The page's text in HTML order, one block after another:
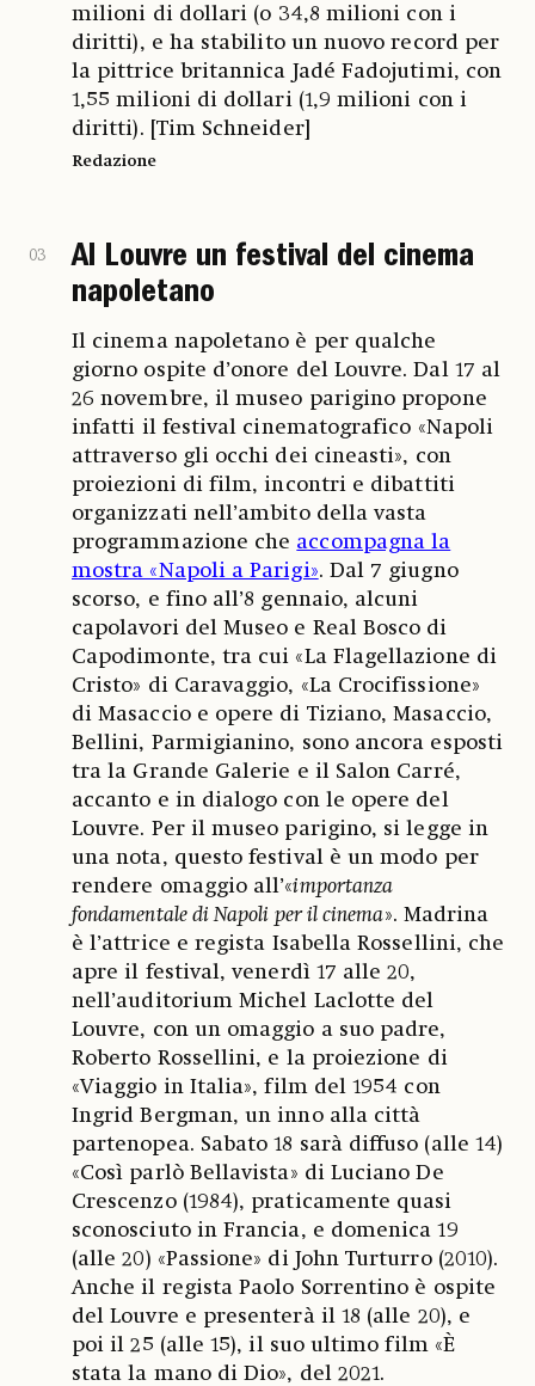
milioni di dollari (o 34,8 milioni con i
diritti), e ha stabilito un nuovo record per
la pittrice britannica Jadé Fadojutimi, con
1,55 milioni di dollari (1,9 milioni con i
diritti). [Tim Schneider]
Redazione
03
Al Louvre un festival del cinema
napoletano
Il cinema napoletano è per qualche
giorno ospite d’onore del Louvre. Dal 17 al
26 novembre, il museo parigino propone
infatti il festival cinematografico «Napoli
attraverso gli occhi dei cineasti», con
proiezioni di film, incontri e dibattiti
organizzati nell’ambito della vasta
programmazione che accompagna la
mostra «Napoli a Parigi». Dal 7 giugno
scorso, e fino all’8 gennaio, alcuni
capolavori del Museo e Real Bosco di
Capodimonte, tra cui «La Flagellazione di
Cristo» di Caravaggio, «La Crocifissione»
di Masaccio e opere di Tiziano, Masaccio,
Bellini, Parmigianino, sono ancora esposti
tra la Grande Galerie e il Salon Carré,
accanto e in dialogo con le opere del
Louvre. Per il museo parigino, si legge in
una nota, questo festival è un modo per
rendere omaggio all’«importanza
fondamentale di Napoli per il cinema». Madrina
è l’attrice e regista Isabella Rossellini, che
apre il festival, venerdì 17 alle 20,
nell’auditorium Michel Laclotte del
Louvre, con un omaggio a suo padre,
Roberto Rossellini, e la proiezione di
«Viaggio in Italia», film del 1954 con
Ingrid Bergman, un inno alla città
partenopea. Sabato 18 sarà diffuso (alle 14)
«Così parlò Bellavista» di Luciano De
Crescenzo (1984), praticamente quasi
sconosciuto in Francia, e domenica 19
(alle 20) «Passione» di John Turturro (2010).
Anche il regista Paolo Sorrentino è ospite
del Louvre e presenterà il 18 (alle 20), e
poi il 25 (alle 15), il suo ultimo film «È
stata la mano di Dio», del 2021.